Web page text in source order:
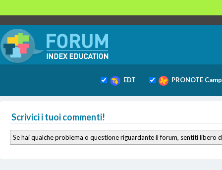
EDT PRONOTE
Scrivici i tuoi commenti!
Se hai qualche problema o questione riguardante il forum, sentiti